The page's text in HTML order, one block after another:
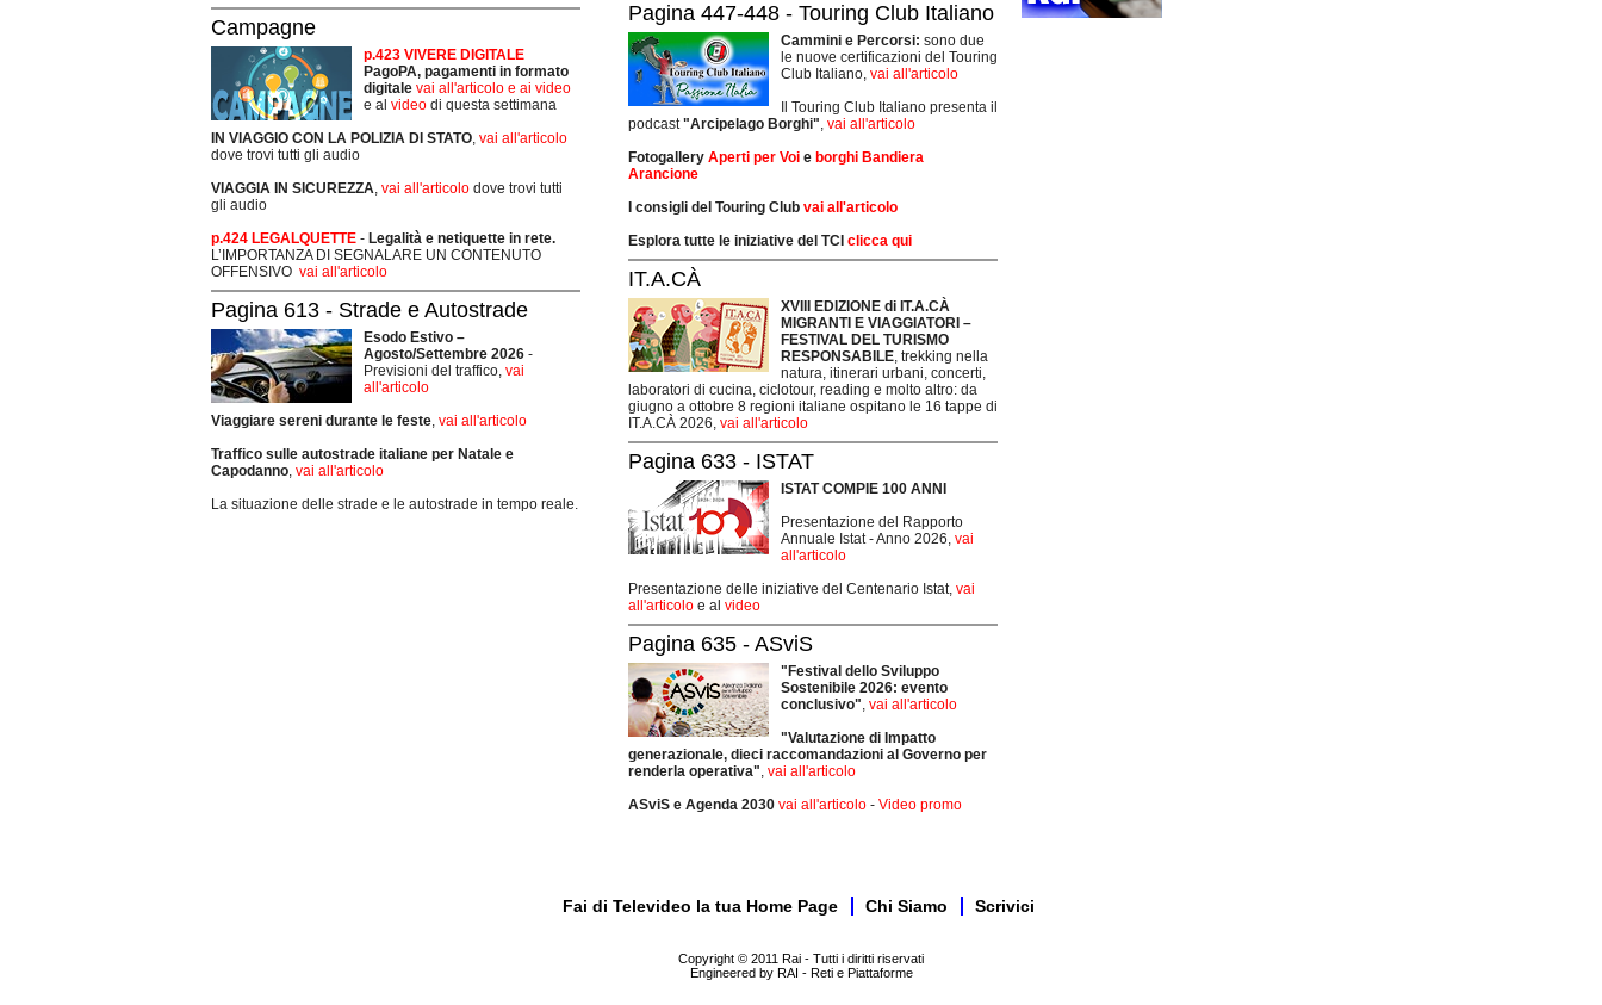
Campagne
p.423 VIVERE DIGITALE
PagoPA, pagamenti in formato
digitale vai all'articolo e ai video
e al video di questa settimana
IN VIAGGIO CON LA POLIZIA DI STATO, vai all'articolo
dove trovi tutti gli audio
VIAGGIA IN SICUREZZA, vai all'articolo dove trovi tutti
gli audio
p.424 LEGALQUETTE - Legalità e netiquette in rete.
L’IMPORTANZA DI SEGNALARE UN CONTENUTO
OFFENSIVO vai all'articolo
Pagina 613 - Strade e Autostrade
Esodo Estivo –
Agosto/Settembre 2026 -
Previsioni del traffico, vai
all'articolo
Viaggiare sereni durante le feste, vai all'articolo
Traffico sulle autostrade italiane per Natale e
Capodanno, vai all'articolo
La situazione delle strade e le autostrade in tempo reale.
Pagina 447-448 - Touring Club Italiano
Cammini e Percorsi: sono due
le nuove certificazioni del Touring
Club Italiano, vai all'articolo
Il Touring Club Italiano presenta il
podcast"Arcipelago Borghi", vai all'articolo
Fotogallery Aperti per Voi e borghi Bandiera
Arancione
I consigli del Touring Club vai all'articolo
Esplora tutte le iniziative del TCI clicca qui
IT.A.CÀ
XVIII EDIZIONE di IT.A.CÀ
MIGRANTI E VIAGGIATORI –
FESTIVAL DEL TURISMO
RESPONSABILE, trekking nella
natura, itinerari urbani, concerti,
laboratori di cucina, ciclotour, reading e molto altro: da
giugno a ottobre 8 regioni italiane ospitano le 16 tappe di
IT.A.CÀ 2026, vai all'articolo
Pagina 633 - ISTAT
ISTAT COMPIE 100 ANNI
Presentazione del Rapporto
Annuale Istat - Anno 2026, vai
all'articolo
Presentazione delle iniziative del Centenario Istat, vai
all'articolo e al video
Pagina 635 - ASviS
"Festival dello Sviluppo
Sostenibile 2026: evento
conclusivo", vai all'articolo
"Valutazione di Impatto
generazionale, dieci raccomandazioni al Governo per
renderla operativa", vai all'articolo
ASviS e Agenda 2030 vai all'articolo - Video promo
Fai di Televideo la tua Home Page Chi Siamo Scrivici
Copyright © 2011 Rai - Tutti i diritti riservati
Engineered by RAI - Reti e Piattaforme